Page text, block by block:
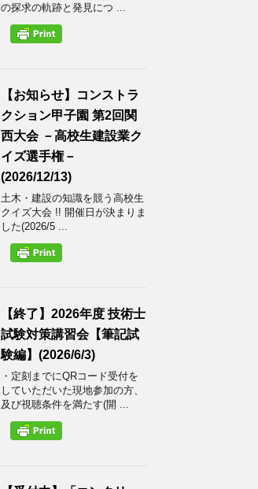
の探求の軌跡と発見につ ...
【お知らせ】コンストラ
クション甲子園 第2回関
西大会 －高校生建設業ク
イズ選手権－
(2026/12/13)
土木・建設の知識を競う高校生
クイズ大会 !! 開催日が決まりま
した(2026/5 ...
【終了】2026年度 技術士
試験対策講習会【筆記試
験編】(2026/6/3)
・定刻までにQRコード受付を
していただいた現地参加の方、
及び視聴条件を満たす(開 ...